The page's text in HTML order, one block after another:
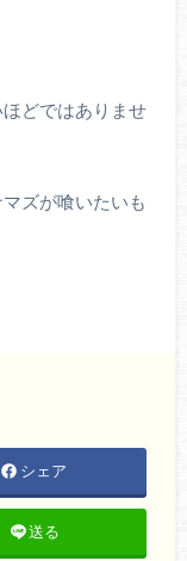
どではありませ
ズが喰いたいも
シェア
送る